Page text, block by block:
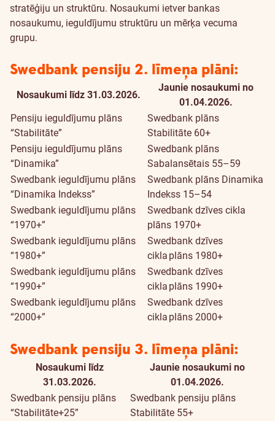
stratēģiju un struktūru. Nosaukumi ietver bankas
nosaukumu, ieguldījumu struktūru un mērķa vecuma
grupu.
Swedbank pensiju 2. līmeņa plāni:
Nosaukumi līdz 31.03.2026.
Jaunie nosaukumi no
01.04.2026.
Pensiju ieguldījumu plāns
“Stabilitāte”
Swedbank plāns
Stabilitāte 60+
Pensiju ieguldījumu plāns
“Dinamika”
Swedbank plāns
Sabalansētais 55–59
Swedbank ieguldījumu plāns
“Dinamika Indekss”
Swedbank plāns Dinamika
Indekss 15–54
Swedbank ieguldījumu plāns
“1970+”
Swedbank dzīves cikla
plāns 1970+
Swedbank ieguldījumu plāns
“1980+”
Swedbank dzīves
cikla plāns 1980+
Swedbank ieguldījumu plāns
“1990+”
Swedbank dzīves
cikla plāns 1990+
Swedbank ieguldījumu plāns
“2000+”
Swedbank dzīves
cikla plāns 2000+
Swedbank pensiju 3. līmeņa plāni:
Nosaukumi līdz
31.03.2026.
Jaunie nosaukumi no
01.04.2026.
Swedbank pensiju plāns
“Stabilitāte+25”
Swedbank pensiju plāns
Stabilitāte 55+